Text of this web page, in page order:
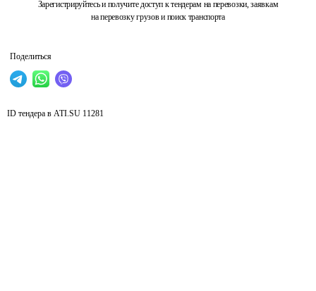
Зарегистрируйтесь и получите доступ к тендерам на перевозки, заявкам
на перевозку грузов и поиск транспорта
Поделиться
ID тендера в ATI.SU 11281